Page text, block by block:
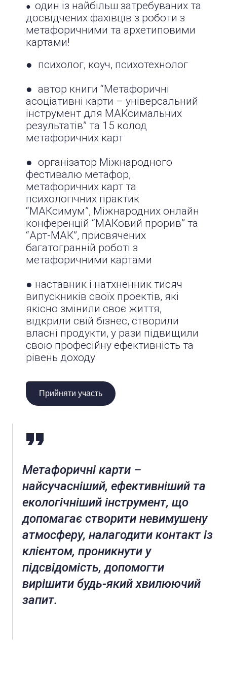
● один із найбільш затребуваних та
досвідчених фахівців з роботи з
метафоричними та архетиповими
картами!
● психолог, коуч, психотехнолог
● автор книги “Метафоричні
асоціативні карти – універсальний
інструмент для МАКсимальних
результатів” та 15 колод
метафоричних карт
● організатор Міжнародного
фестивалю метафор,
метафоричних карт та
психологічних практик
“МАКсимум”, Міжнародних онлайн
конференцій “МАКовий прорив” та
“Арт-МАК”, присвячених
багатогранній роботі з
метафоричними картами
● наставник і натхненник тисяч
випускників своїх проектів, які
якісно змінили своє життя,
відкрили свій бізнес, створили
власні продукти, у рази підвищили
свою професійну ефективність та
рівень доходу
Прийняти участь
Метафоричні карти –
найсучасніший, ефективніший та
екологічніший інструмент, що
допомагає створити невимушену
атмосферу, налагодити контакт із
клієнтом, проникнути у
підсвідомість, допомогти
вирішити будь-який хвилюючий
запит.